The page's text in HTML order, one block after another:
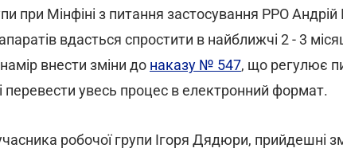
при Мінфіні з питання застосування РРО
вдасться спростити в найближчі 2 - 3
внести зміни до наказу № 547, що регулює
перевести увесь процес в електронний формат.
робочої групи Ігоря Дядюри, прийдешні